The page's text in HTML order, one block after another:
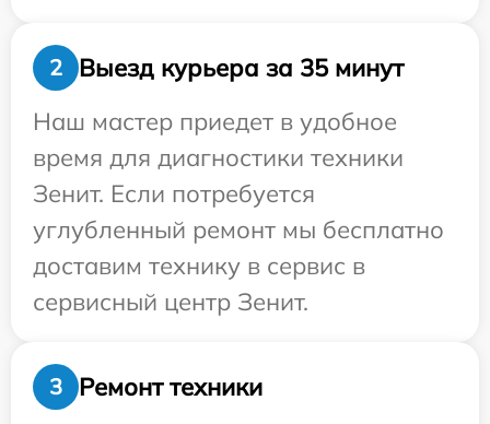
2
Выезд курьера за 35 минут
Наш мастер приедет в удобное
время для диагностики техники
Зенит. Если потребуется
углубленный ремонт мы бесплатно
доставим технику в сервис в
сервисный центр Зенит.
3 Ремонт техники